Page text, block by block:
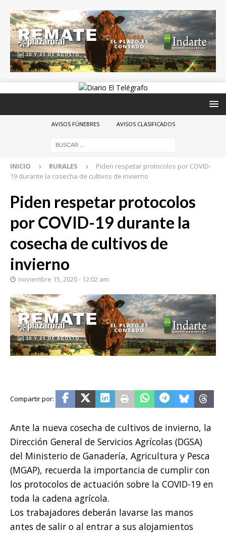
AVISOS FÚNEBRES AVISOS CLASIFICADOS
INICIO RURALES
Piden respetar protocolos por COVID-
19 durante la cosecha de cultivos de invierno
Piden respetar protocolos
por COVID-19 durante la
cosecha de cultivos de
invierno
noviembre 15, 2020 - 12:02 am
Ante la nueva cosecha de cultivos de invierno, la
Dirección General de Servicios Agrícolas (DGSA)
del Ministerio de Ganadería, Agricultura y Pesca
(MGAP), recuerda la importancia de cumplir con
los protocolos de actuación sobre la COVID-19 en
toda la cadena agrícola.
Los trabajadores deberán lavarse las manos
antes de salir o al entrar a sus alojamientos